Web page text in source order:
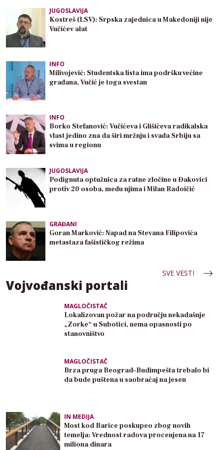
JUGOSLAVIJA
Kostreš (LSV): Srpska zajednica u Makedoniji nije
Vučićev alat
INFO
Milivojević: Studentska lista ima podršku većine
građana, Vučić je toga svestan
INFO
Borko Stefanović: Vučićeva i Glišićeva radikalska
vlast jedino zna da širi mržnju i svađa Srbiju sa
svima u regionu
JUGOSLAVIJA
Podignuta optužnica za ratne zločine u Đakovici
protiv 20 osoba, među njima i Milan Radoičić
GRAĐANI
Goran Marković: Napad na Stevana Filipovića
metastaza fašističkog režima
SVE VESTI
Vojvođanski portali
MAGLOČISTAČ
Lokalizovan požar na području nekadašnje
„Zorke“ u Subotici, nema opasnosti po
stanovništvo
MAGLOČISTAČ
Brza pruga Beograd–Budimpešta trebalo bi
da bude puštena u saobraćaj na jesen
IN MEDIJA
Most kod Barice poskupeo zbog novih
temelja: Vrednost radova procenjena na 17
miliona dinara